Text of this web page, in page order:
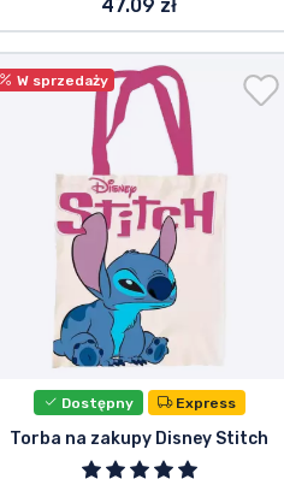
47.09 zł
W sprzedaży
Dostępny Express
Torba na zakupy Disney Stitch